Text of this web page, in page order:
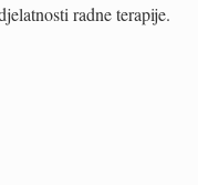
radne terapije.